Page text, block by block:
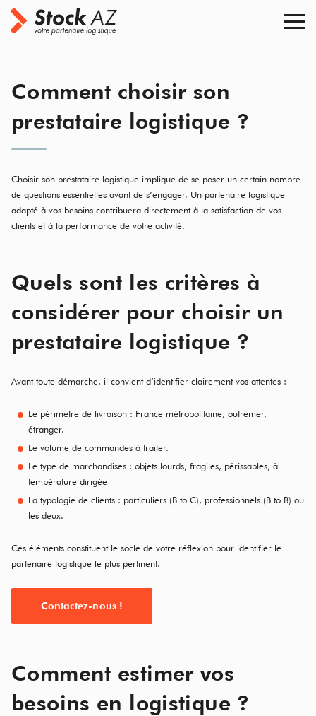
Toggle
Comment choisir son
prestataire logistique ?
Choisir son prestataire logistique implique de se poser un certain nombre
de questions essentielles avant de s’engager. Un partenaire logistique
adapté à vos besoins contribuera directement à la satisfaction de vos
clients et à la performance de votre activité.
Quels sont les critères à
considérer pour choisir un
prestataire logistique ?
Avant toute démarche, il convient d’identifier clairement vos attentes :
Le périmètre de livraison : France métropolitaine, outremer,
étranger.
Le volume de commandes à traiter.
Le type de marchandises : objets lourds, fragiles, périssables, à
température dirigée
La typologie de clients : particuliers (B to C), professionnels (B to B) ou
les deux.
Ces éléments constituent le socle de votre réflexion pour identifier le
partenaire logistique le plus pertinent.
Contactez-nous !
Comment estimer vos
besoins en logistique ?